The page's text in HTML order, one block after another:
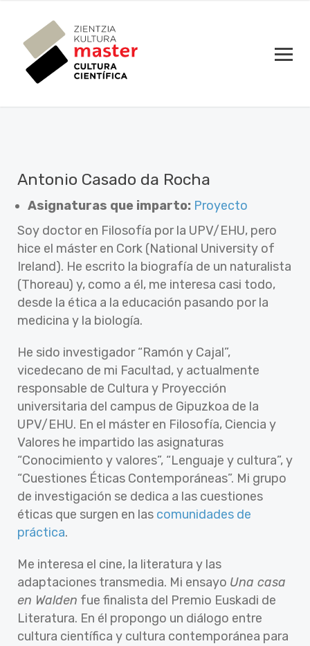
Antonio Casado da Rocha
Asignaturas que imparto: Proyecto
Soy doctor en Filosofía por la UPV/EHU, pero
hice el máster en Cork (National University of
Ireland). He escrito la biografía de un naturalista
(Thoreau) y, como a él, me interesa casi todo,
desde la ética a la educación pasando por la
medicina y la biología.
He sido investigador “Ramón y Cajal”,
vicedecano de mi Facultad, y actualmente
responsable de Cultura y Proyección
universitaria del campus de Gipuzkoa de la
UPV/EHU. En el máster en Filosofía, Ciencia y
Valores he impartido las asignaturas
“Conocimiento y valores”, “Lenguaje y cultura”, y
“Cuestiones Éticas Contemporáneas”. Mi grupo
de investigación se dedica a las cuestiones
éticas que surgen en las comunidades de
práctica.
Me interesa el cine, la literatura y las
adaptaciones transmedia. Mi ensayo Una casa
en Walden fue finalista del Premio Euskadi de
Literatura. En él propongo un diálogo entre
cultura científica y cultura contemporánea para